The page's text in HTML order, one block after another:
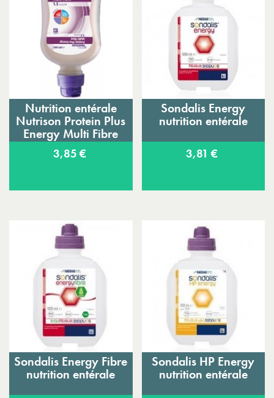
Nutrition entérale
Nutrison Protein Plus
Energy Multi Fibre
3,85 €
Sondalis Energy
nutrition entérale
3,81 €
Sondalis Energy Fibre
nutrition entérale
Sondalis HP Energy
nutrition entérale